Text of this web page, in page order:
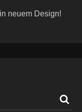
neuem Design!